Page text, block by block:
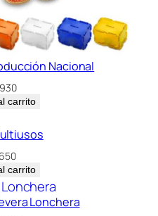
Nacional
carrito
carrito
Lonchera